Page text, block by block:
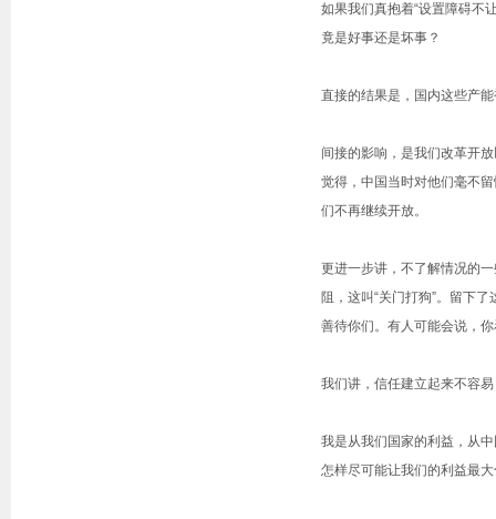
如果我们真抱着“设置障碍不
竟是好事还是坏事？
直接的结果是，国内这些产
间接的影响，是我们改革开
觉得，中国当时对他们毫不
们不再继续开放。
更进一步讲，不了解情况的
阻，这叫“关门打狗”。留下
善待你们。有人可能会说，
我们讲，信任建立起来不容
我是从我们国家的利益，从
怎样尽可能让我们的利益最